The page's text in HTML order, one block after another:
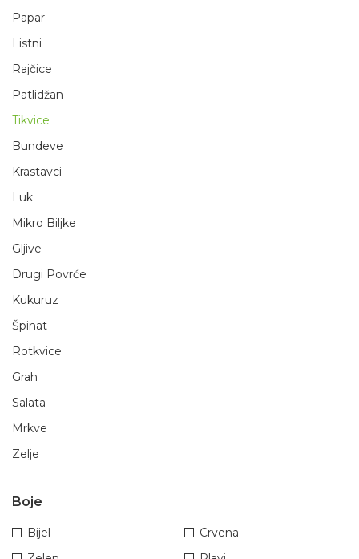
Papar
Listni
Rajčice
Patlidžan
Tikvice
Bundeve
Krastavci
Luk
Mikro Biljke
Gljive
Drugi Povrće
Kukuruz
Špinat
Rotkvice
Grah
Salata
Mrkve
Zelje
Boje
Bijel
Crvena